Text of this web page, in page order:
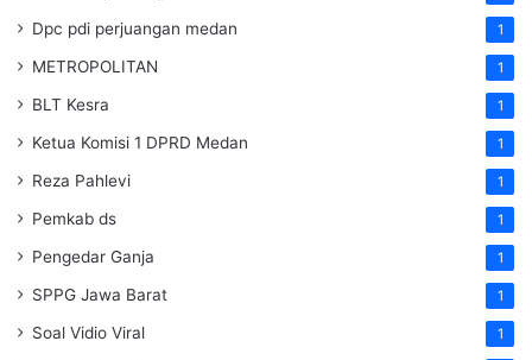
Dpc pdi perjuangan medan 1
METROPOLITAN 1
BLT Kesra 1
Ketua Komisi 1 DPRD Medan 1
Reza Pahlevi 1
Pemkab ds 1
Pengedar Ganja 1
SPPG Jawa Barat 1
Soal Vidio Viral 1